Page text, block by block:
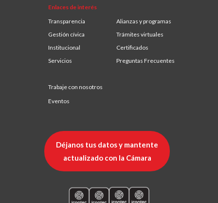
Enlaces de interés
Transparencia
Alianzas y programas
Gestión cívica
Trámites virtuales
Institucional
Certificados
Servicios
Preguntas Frecuentes
Trabaje con nosotros
Eventos
Déjanos tus datos y mantente
actualizado con la Cámara